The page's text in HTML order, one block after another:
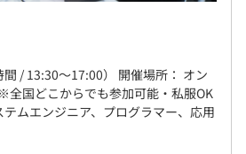
/ 13:30～17:00） 開催場所： オン
全国どこからでも参加可能・私服OK
ムエンジニア、プログラマー、応用